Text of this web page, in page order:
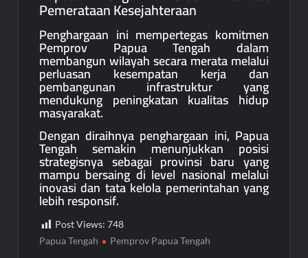
Pemerataan Kesejahteraan
Penghargaan ini mempertegas komitmen
Pemprov Papua Tengah dalam
membangun wilayah secara merata melalui
perluasan kesempatan kerja dan
pembangunan infrastruktur yang
mendukung peningkatan kualitas hidup
masyarakat.
Dengan diraihnya penghargaan ini, Papua
Tengah semakin menunjukkan posisi
strategisnya sebagai provinsi baru yang
mampu bersaing di level nasional melalui
inovasi dan tata kelola pemerintahan yang
lebih responsif.
Post Views: 748
Papua Tengah
Pemprov Papua Tengah